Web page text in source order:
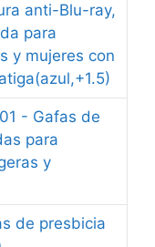
anti-Blu-ray,
para
y mujeres con
- Gafas de
para
y
de presbicia